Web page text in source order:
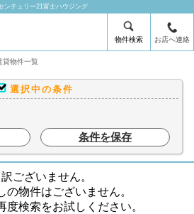
ンチュリー21富士ハウジング
物件検索 お店へ連絡
貸物件一覧
選択中の条件
条件を保存
ございません。
の物件はございません。
度検索をお試しください。